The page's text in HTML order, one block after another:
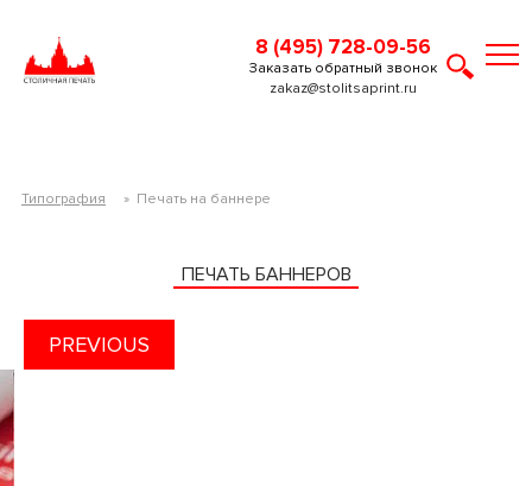
8 (495) 728-09-56
zakaz@stolitsaprint.ru
Заказать обратный звонок
Типография » Печать на баннере
ПЕЧАТЬ БАННЕРОВ
PREVIOUS